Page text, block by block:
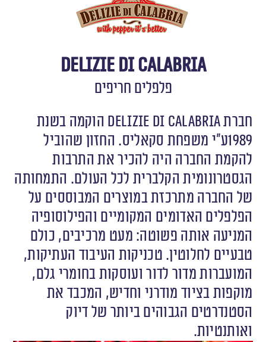
delizie di calabria
פלפלים חריפים
חברת DELIZIE DI CALABRIA הוקמה בשנת
1989ע”י משפחת סקאליס. החזון שהוביל
להקמת החברה היה להכיר את התרבות
הגסטרונומית הקלברית לכל העולם. התמחותה
של החברה מתרכזת במוצרים המבוססים על
הפלפלים האדומים המקומיים והפילוסופיה
המניעה אותה פשוטה: מעט מרכיבים, כולם
טבעיים לחלוטין. טכניקות העיבוד העתיקות,
המועברות מדור לדור ועוסקות בחומרי גלם,
מוקפות בציוד מודרני וחדיש, המכבד את
הסטנדרטים הגבוהים ביותר של דיוק
ואותנטיות.